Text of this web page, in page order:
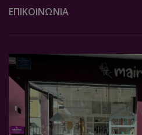
ΕΠΙΚΟΙΝΩΝΙΑ